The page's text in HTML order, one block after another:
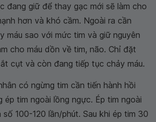
đang giữ để thay gạc mới sẽ làm cho
hơn và khó cầm. Ngoài ra cần
máu sao với mức tim và giữ nguyên
cho máu dồn về tim, não. Chỉ đặt
cụt và còn đang tiếp tục chảy máu.
có ngừng tim cần tiến hành hồi
ép tim ngoài lồng ngực. Ép tim ngoài
100-120 lần/phút. Sau khi ép tim 30